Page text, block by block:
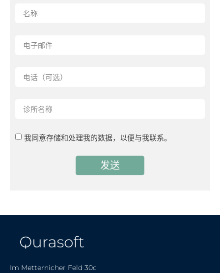
我同意存储和处理我的数据，以便与我联系。
发送
Im Metternicher Feld 30c